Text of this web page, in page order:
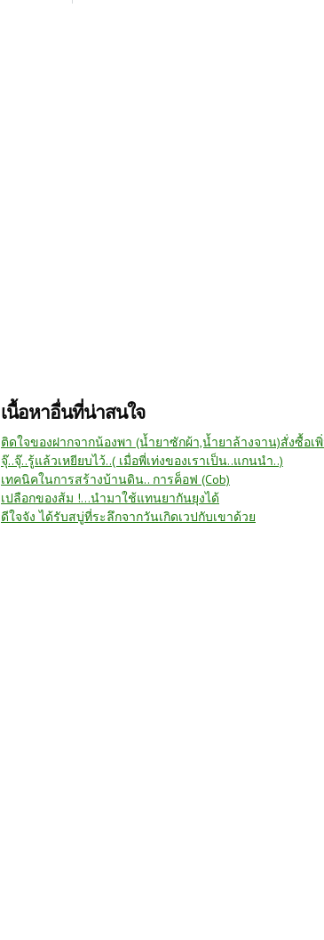
เนื้อหาอื่นที่น่าสนใจ
ติดใจของฝากจากน้องพา (น้ำยาซักผ้า,น้ำยาล้างจาน)สั่งซื้อเ
จุ๊..จุ๊..รู้แล้วเหยียบไว้..( เมื่อพี่เท่งของเราเป็น..แกนนำ..)
เทคนิคในการสร้างบ้านดิน.. การค็อฟ (Cob)
ดีใจจัง ได้รับสบู่ที่ระลึกจากวันเกิดเวปกับเขาด้วย